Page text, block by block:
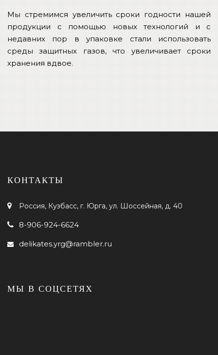
Мы стремимся увеличить сроки годности нашей
продукции с помощью новых технологий и с
недавних пор в упаковке стали использовать
среды защитных газов, что увеличивает сроки
хранения вдвое.
КОНТАКТЫ
Россия, Кузбасс, г. Юрга, ул. Шоссейная, д. 40
8-906-924-6624
delikates.yrg@rambler.ru
МЫ В СОЦСЕТЯХ